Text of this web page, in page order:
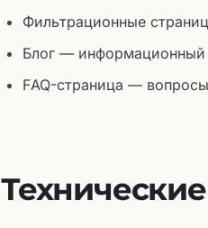
Фильтрационные
Блог — информационный
FAQ-страница —